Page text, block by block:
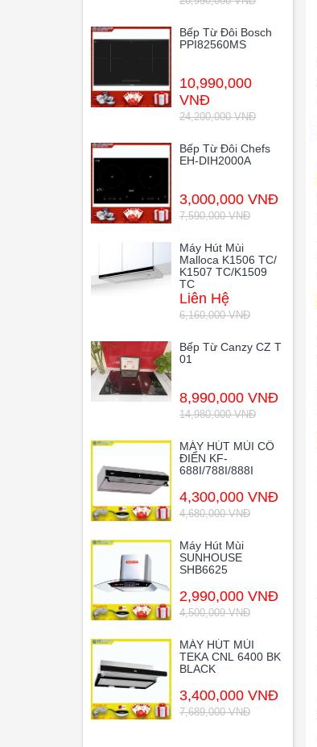
Bếp Từ Đôi Bosch
PPI82560MS
10,990,000
VNĐ
24,200,000 VNĐ
Bếp Từ Đôi Chefs
EH-DIH2000A
3,000,000 VNĐ
7,590,000 VNĐ
Máy Hút Mùi
Malloca K1506 TC/
K1507 TC/K1509
TC
Liên Hệ
6,160,000 VNĐ
Bếp Từ Canzy CZ T
01
8,990,000 VNĐ
14,980,000 VNĐ
MÁY HÚT MÙI CỔ
ĐIỂN KF-
688I/788I/888I
4,300,000 VNĐ
4,680,000 VNĐ
Máy Hút Mùi
SUNHOUSE
SHB6625
2,990,000 VNĐ
4,500,009 VNĐ
MÁY HÚT MÙI
TEKA CNL 6400 BK
BLACK
3,400,000 VNĐ
7,689,000 VNĐ